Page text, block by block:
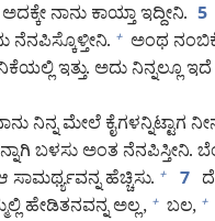
ನಾನು ಕಾಯ್ತಾ ಇದ್ದೀನಿ. 5
ನೆನಪಿಸ್ಕೊಳ್ತೀನಿ. + ಅಂಥ
ಇತ್ತು. ಅದು ನಿನ್ನಲ್ಲೂ
ನಿನ್ನ ಮೇಲೆ ಕೈಗಳನ್ನಿಟ್ಟಾಗ
ಬಳಸು ಅಂತ
ಹೆಚ್ಚಿಸು. + 7
ಹೇಡಿತನವನ್ನ ಅಲ್ಲ, + ಬಲ, +